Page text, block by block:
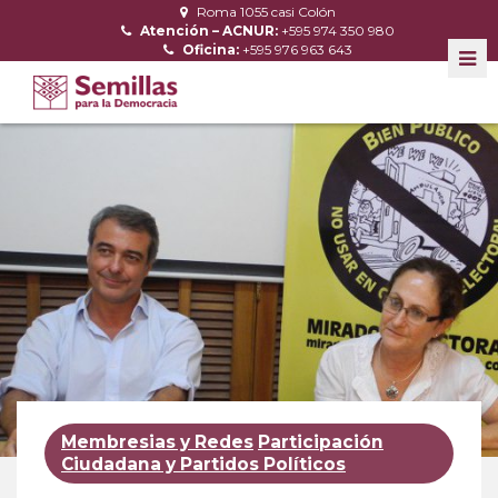
Roma 1055 casi Colón
Atención – ACNUR: +595 974 350 980
Oficina: +595 976 963 643
Membresias y Redes Participación
Ciudadana y Partidos Políticos